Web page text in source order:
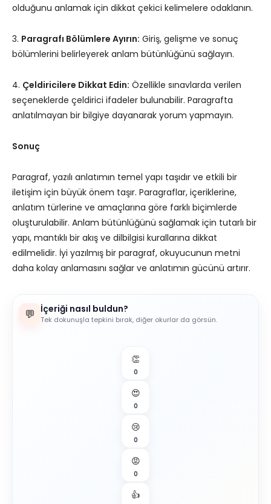
olduğunu anlamak için dikkat çekici kelimelere odaklanın.
3. Paragrafı Bölümlere Ayırın: Giriş, gelişme ve sonuç
bölümlerini belirleyerek anlam bütünlüğünü sağlayın.
4. Çeldiricilere Dikkat Edin: Özellikle sınavlarda verilen
seçeneklerde çeldirici ifadeler bulunabilir. Paragrafta
anlatılmayan bir bilgiye dayanarak yorum yapmayın.
Sonuç
Paragraf, yazılı anlatımın temel yapı taşıdır ve etkili bir
iletişim için büyük önem taşır. Paragraflar, içeriklerine,
anlatım türlerine ve amaçlarına göre farklı biçimlerde
oluşturulabilir. Anlam bütünlüğünü sağlamak için tutarlı bir
yapı, mantıklı bir akış ve dilbilgisi kurallarına dikkat
edilmelidir. İyi yazılmış bir paragraf, okuyucunun metni
daha kolay anlamasını sağlar ve anlatımın gücünü artırır.
💬 İçeriği nasıl buldun?
Tek dokunuşla tepkini bırak, diğer okurlar da görsün.
👏
0
😍
0
😢
0
😡
0
👍